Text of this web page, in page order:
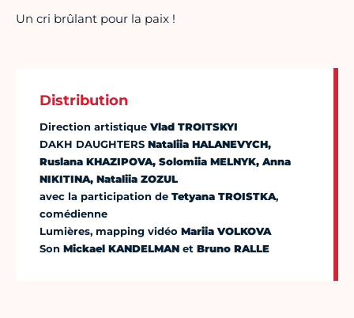
Un cri brûlant pour la paix !
Distribution
Direction artistique Vlad TROITSKYI
DAKH DAUGHTERS Nataliia HALANEVYCH,
Ruslana KHAZIPOVA, Solomiia MELNYK, Anna
NIKITINA, Nataliia ZOZUL
avec la participation de Tetyana TROISTKA,
comédienne
Lumières, mapping vidéo Mariia VOLKOVA
Son Mickael KANDELMAN et Bruno RALLE